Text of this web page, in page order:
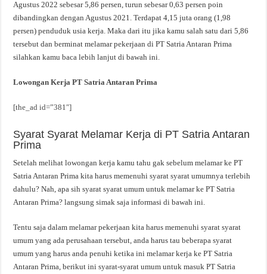
Agustus 2022 sebesar 5,86 persen, turun sebesar 0,63 persen poin
dibandingkan dengan Agustus 2021. Terdapat 4,15 juta orang (1,98
persen) penduduk usia kerja. Maka dari itu jika kamu salah satu dari 5,86
tersebut dan berminat melamar pekerjaan di PT Satria Antaran Prima
silahkan kamu baca lebih lanjut di bawah ini.
Lowongan Kerja PT Satria Antaran Prima
[the_ad id=”381″]
Syarat Syarat Melamar Kerja di PT Satria Antaran
Prima
Setelah melihat lowongan kerja kamu tahu gak sebelum melamar ke PT
Satria Antaran Prima kita harus memenuhi syarat syarat umumnya terlebih
dahulu? Nah, apa sih syarat syarat umum untuk melamar ke PT Satria
Antaran Prima? langsung simak saja informasi di bawah ini.
Tentu saja dalam melamar pekerjaan kita harus memenuhi syarat syarat
umum yang ada perusahaan tersebut, anda harus tau beberapa syarat
umum yang harus anda penuhi ketika ini melamar kerja ke PT Satria
Antaran Prima, berikut ini syarat-syarat umum untuk masuk PT Satria